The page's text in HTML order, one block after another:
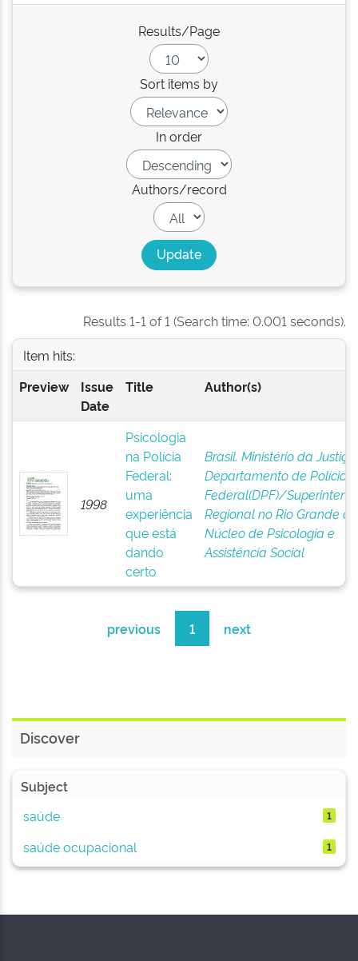
Results/Page
Sort items by
In order
Authors/record
Results 1-1 of 1 (Search time: 0.001 seconds).
Item hits:
Preview
Issue
Date
Title Author(s)
1998
Psicologia
na Polícia
Federal:
uma
experiência
que está
dando
certo
Brasil. Ministério da Justiça
Departamento de Polícia
Federal(DPF)/
Regional no Rio Grande
Núcleo de Psicologia e
Assistência Social
previous 1 next
Discover
Subject
saúde
1
saúde ocupacional 1